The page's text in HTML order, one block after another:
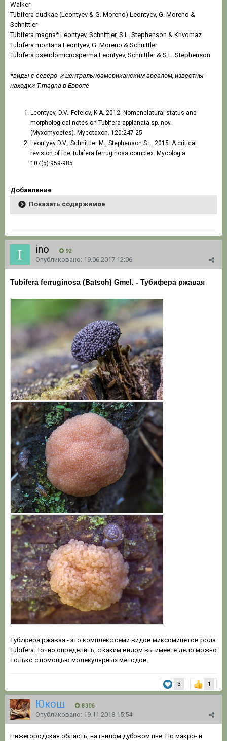
Walker
Tubifera dudkae (Leontyev & G. Moreno) Leontyev, G. Moreno &
Schnittler
Tubifera magna* Leontyev, Schnittler, S.L. Stephenson & Krivomaz
Tubifera montana Leontyev, G. Moreno & Schnittler
Tubifera pseudomicrosperma Leontyev, Schnittler & S.L. Stephenson
*виды с северо- и центральноамериканским ареалом, известны
находки T.magna в Европе
Leontyev, D.V.; Fefelov, K.A. 2012. Nomenclatural status and
morphological notes on Tubifera applanata sp. nov.
(Myxomycetes). Mycotaxon. 120:247-25
Leontyev D.V., Schnittler M., Stephenson S.L. 2015. A critical
revision of the Tubifera ferruginosa complex. Mycologia.
107(5):959-985
Добавление
Показать содержимое
ino 92
Опубликовано: 19.06.2017 12:06
Tubifera ferruginosa (Batsch) Gmel. - Тубифера ржавая
Тубифера ржавая - это комплекс семи видов миксомицетов рода
Tubifera. Точно определить, с каким видом вы имеете дело можно
только с помощью молекулярных методов.
3 1
Юкош 8 306
Опубликовано: 19.11.2018 15:54
Нижегородская область, на гнилом дубовом пне. По макро- и